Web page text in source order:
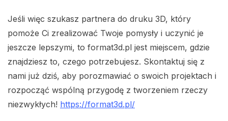
Jeśli więc szukasz partnera do druku 3D, który
pomoże Ci zrealizować Twoje pomysły i uczynić je
jeszcze lepszymi, to format3d.pl jest miejscem, gdzie
znajdziesz to, czego potrzebujesz. Skontaktuj się z
nami już dziś, aby porozmawiać o swoich projektach i
rozpocząć wspólną przygodę z tworzeniem rzeczy
niezwykłych! https://format3d.pl/